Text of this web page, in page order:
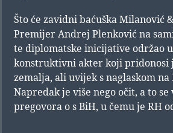
Što će zavidni baćuška Milanović
Premijer Andrej Plenković na
te diplomatske inicijative održao
konstruktivni akter koji pridonosi
zemalja, ali uvijek s naglaskom
Napredak je više nego očit, a to
pregovora o s BiH, u čemu je RH